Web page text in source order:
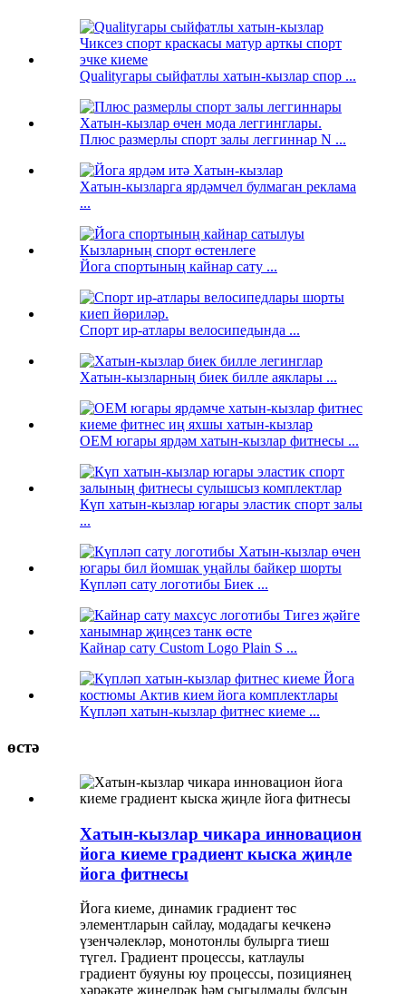
Qualityгары сыйфатлы хатын-кызлар спор ...
Плюс размерлы спорт залы леггиннар N ...
Хатын-кызларга ярдәмчел булмаган реклама
...
Йога спортының кайнар сату ...
Спорт ир-атлары велосипедында ...
Хатын-кызларның биек билле аяклары ...
OEM югары ярдәм хатын-кызлар фитнесы ...
Күп хатын-кызлар югары эластик спорт залы
...
Күпләп сату логотибы Биек ...
Кайнар сату Custom Logo Plain S ...
Күпләп хатын-кызлар фитнес киеме ...
өстә
Хатын-кызлар чикара инновацион
йога киеме градиент кыска җиңле
йога фитнесы
Йога киеме, динамик градиент төс
элементларын сайлау, модадагы кечкенә
үзенчәлекләр, монотонлы булырга тиеш
түгел. Градиент процессы, катлаулы
градиент буяуны юу процессы, позициянең
хәрәкәте җиңелрәк һәм сыгылмалы булсын